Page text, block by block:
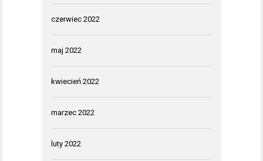
czerwiec 2022
maj 2022
kwiecień 2022
marzec 2022
luty 2022